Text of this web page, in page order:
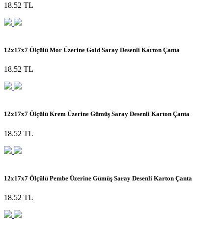
18.52 TL
12x17x7 Ölçülü Mor Üzerine Gold Saray Desenli Karton Çanta
18.52 TL
12x17x7 Ölçülü Krem Üzerine Gümüş Saray Desenli Karton Çanta
18.52 TL
12x17x7 Ölçülü Pembe Üzerine Gümüş Saray Desenli Karton Çanta
18.52 TL